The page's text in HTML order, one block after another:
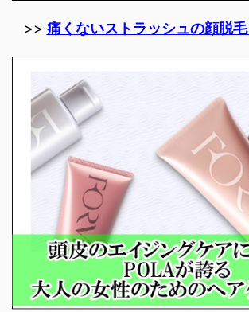
>> 痛くないストラッシュの顔脱毛